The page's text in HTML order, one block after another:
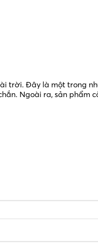
trời. Đây là một trong
Ngoài ra, sản phẩm